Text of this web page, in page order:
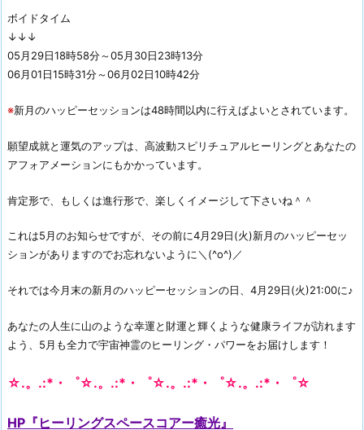
ボイドタイム
↓↓↓
05月29日18時58分～05月30日23時13分
06月01日15時31分～06月02日10時42分
※新月のハッピーセッションは48時間以内に行えばよいとされています。
願望成就と運気のアップは、高波動スピリチュアルヒーリングとあなたの
アフォアメーションにもかかっています。
肯定形で、もしくは進行形で、楽しくイメージして下さいね＾＾
これは5月のお知らせですが、その前に4月29日(火)新月のハッピーセッ
ションがありますのでお忘れないように＼(^o^)／
それでは今月末の新月のハッピーセッションの日、4月29日(火)21:00に♪
あなたの人生に山のような幸運と財運と輝くような健康ライフが訪れます
よう、5月も全力で宇宙神霊のヒーリング・パワーをお届けします！
☆.。.:*・゜☆.。.:*・゜☆.。.:*・゜☆.。.:*・゜☆
HP『ヒーリングスペースコアー癒光』